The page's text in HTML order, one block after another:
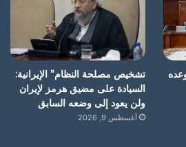
تشخيص مصلحة النظام” الإيرانية:
السيادة على مضيق هرمز لإيران
ولن يعود إلى وضعه السابق
أغسطس 9, 2026